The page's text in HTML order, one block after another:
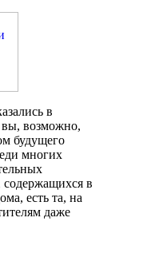
в
возможно,
будущего
многих
содержащихся в
есть та, на
даже